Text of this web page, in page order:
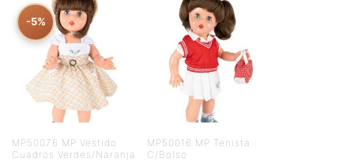
-5%
MP50076 MP Vestido
Cuadros Verdes/Naranja
MP50016 MP Tenista
C/Bolso